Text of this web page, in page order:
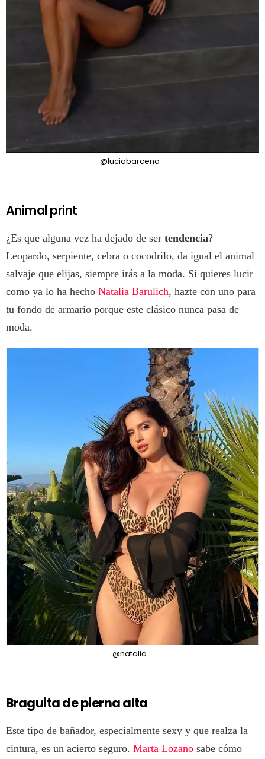
@luciabarcena
Animal print
¿Es que alguna vez ha dejado de ser tendencia?
Leopardo, serpiente, cebra o cocodrilo, da igual el animal
salvaje que elijas, siempre irás a la moda. Si quieres lucir
como ya lo ha hecho Natalia Barulich, hazte con uno para
tu fondo de armario porque este clásico nunca pasa de
moda.
@natalia
Braguita de pierna alta
Este tipo de bañador, especialmente sexy y que realza la
cintura, es un acierto seguro. Marta Lozano sabe cómo